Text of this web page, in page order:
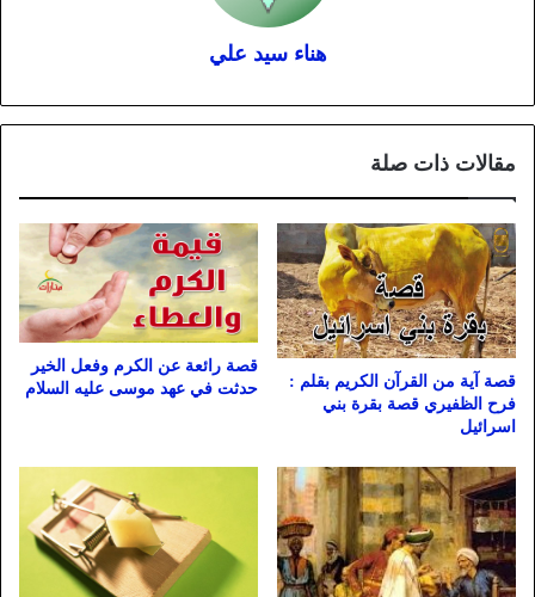
هناء سيد علي
مقالات ذات صلة
قصة آية من القرآن الكريم بقلم :
فرح الظفيري قصة بقرة بني
اسرائيل
قصة رائعة عن الكرم وفعل الخير
حدثت في عهد موسى عليه السلام